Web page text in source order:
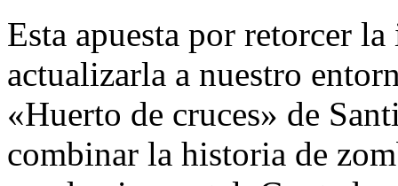
Esta apuesta por retorcer
actualizarla a nuestro
«Huerto de cruces» de
combinar la historia de